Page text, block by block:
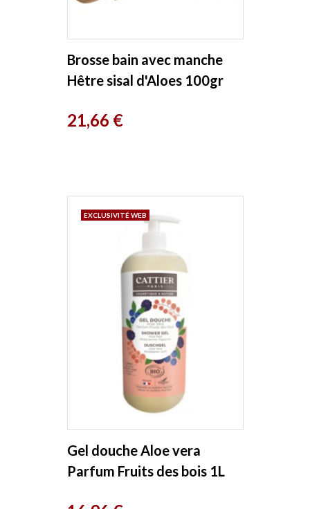
Brosse bain avec manche
Hêtre sisal d'Aloes 100gr
Prix
21,66 €
Gel douche Aloe vera
Parfum Fruits des bois 1L
EXCLUSIVITÉ WEB